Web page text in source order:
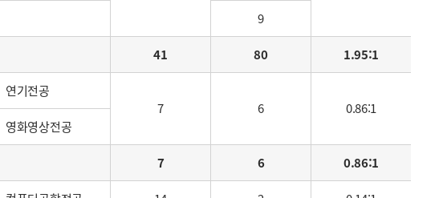
9
41 80 1.95:1
연기전공
7
6
0.86:1
영화영상전공
7 6 0.86:1